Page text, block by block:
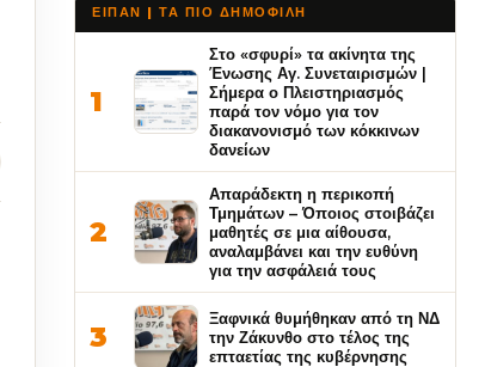
ΕΙΠΑΝ | ΤΑ ΠΙΟ ΔΗΜΟΦΙΛΉ
1
Στο «σφυρί» τα ακίνητα της
Ένωσης Αγ. Συνεταιρισμών |
Σήμερα ο Πλειστηριασμός
παρά τον νόμο για τον
διακανονισμό των κόκκινων
δανείων
2
Απαράδεκτη η περικοπή
Τμημάτων – Όποιος στοιβάζει
μαθητές σε μια αίθουσα,
αναλαμβάνει και την ευθύνη
για την ασφάλειά τους
3
Ξαφνικά θυμήθηκαν από τη ΝΔ
την Ζάκυνθο στο τέλος της
επταετίας της κυβέρνησης